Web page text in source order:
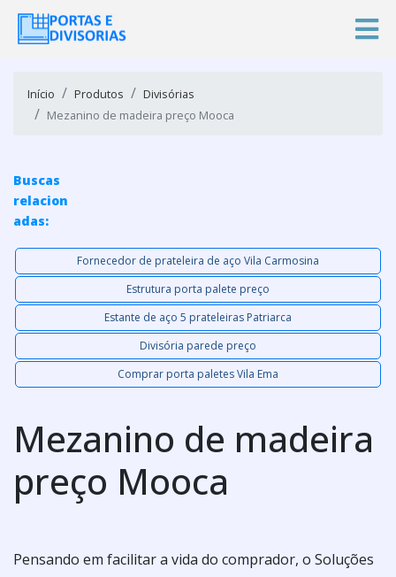
Início Produtos
Divisórias
Mezanino de madeira preço Mooca
Buscas
relacion
adas:
Fornecedor de prateleira de aço Vila Carmosina
Estrutura porta palete preço
Estante de aço 5 prateleiras Patriarca
Divisória parede preço
Comprar porta paletes Vila Ema
Mezanino de madeira
preço Mooca
Pensando em facilitar a vida do comprador, o Soluções